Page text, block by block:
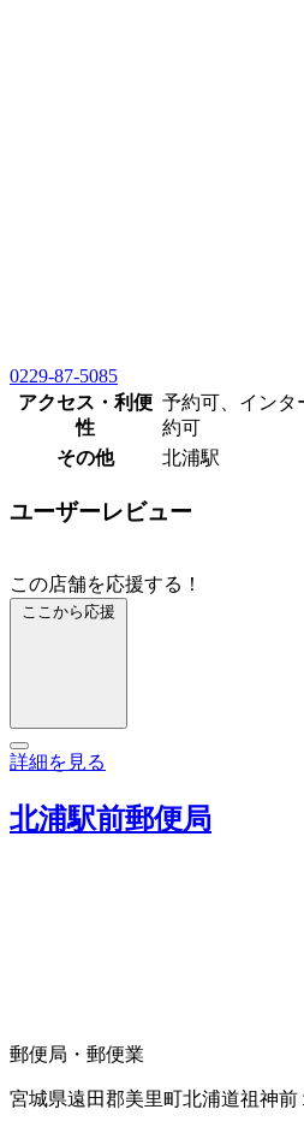
0229-87-5085
アクセス・利便
性
予約可、インタ
約可
その他
北浦駅
ユーザーレビュー
この店舗を応援する！
ここから応援
詳細を見る
北浦駅前郵便局
郵便局・郵便業
宮城県遠田郡美里町北浦道祖神前